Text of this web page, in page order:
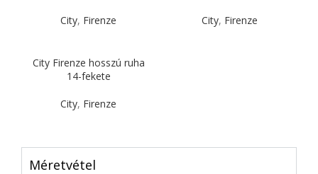
City, Firenze City, Firenze
City Firenze hosszú ruha
14-fekete
City, Firenze
Méretvétel